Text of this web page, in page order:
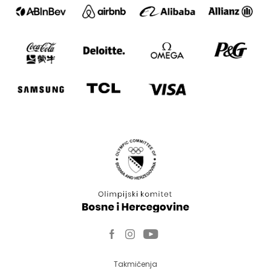
Takmičenja